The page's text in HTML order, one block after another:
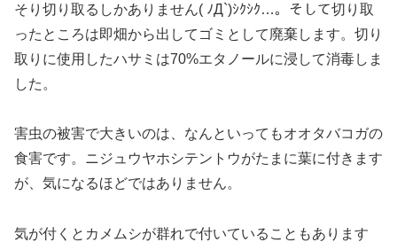
そり切り取るしかありません( ﾉД`)ｼｸｼｸ…。そして切り取
ったところは即畑から出してゴミとして廃棄します。切り
取りに使用したハサミは70%エタノールに浸して消毒しま
した。
害虫の被害で大きいのは、なんといってもオオタバコガの
食害です。ニジュウヤホシテントウがたまに葉に付きます
が、気になるほどではありません。
気が付くとカメムシが群れで付いていることもあります